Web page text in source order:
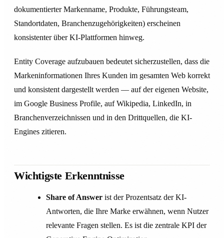
dokumentierter Markenname, Produkte, Führungsteam,
Standortdaten, Branchenzugehörigkeiten) erscheinen
konsistenter über KI-Plattformen hinweg.
Entity Coverage aufzubauen bedeutet sicherzustellen, dass die
Markeninformationen Ihres Kunden im gesamten Web korrekt
und konsistent dargestellt werden — auf der eigenen Website,
im Google Business Profile, auf Wikipedia, LinkedIn, in
Branchenverzeichnissen und in den Drittquellen, die KI-
Engines zitieren.
Wichtigste Erkenntnisse
Share of Answer ist der Prozentsatz der KI-
Antworten, die Ihre Marke erwähnen, wenn Nutzer
relevante Fragen stellen. Es ist die zentrale KPI der